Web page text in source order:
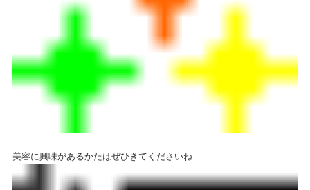
美容に興味があるかたはぜひきてくださいね